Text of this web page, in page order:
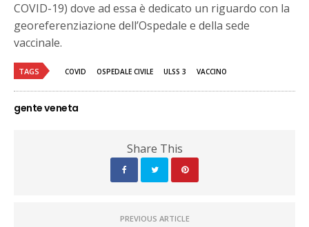
COVID-19) dove ad essa è dedicato un riguardo con la
georeferenziazione dell’Ospedale e della sede
vaccinale.
TAGS COVID OSPEDALE CIVILE ULSS 3 VACCINO
gente veneta
Share This
PREVIOUS ARTICLE